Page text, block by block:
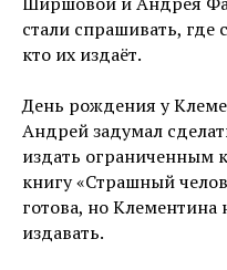
стали спрашивать, где
кто их издаёт.
День рождения у
Андрей задумал
издать ограниченным
книгу «Страшный
готова, но Клементина
издавать.